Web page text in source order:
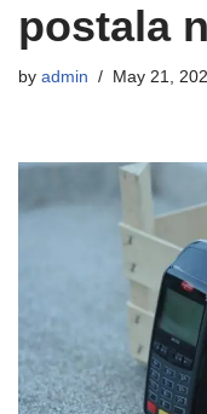
postala
by admin May 21,